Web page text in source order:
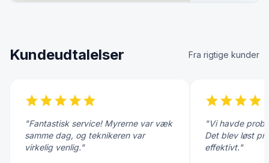
Kundeudtalelser Fra rigtige kunder
starstarstarstarstar
"Fantastisk service! Myrerne var væk
samme dag, og teknikeren var
virkelig venlig."
starstarstarstar
"Vi havde
Det blev løst
effektivt."